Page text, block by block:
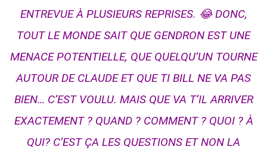
ENTREVUE À PLUSIEURS REPRISES. 😂 DONC,
TOUT LE MONDE SAIT QUE GENDRON EST UNE
MENACE POTENTIELLE, QUE QUELQU’UN TOURNE
AUTOUR DE CLAUDE ET QUE TI BILL NE VA PAS
BIEN… C’EST VOULU. MAIS QUE VA T’IL ARRIVER
EXACTEMENT ? QUAND ? COMMENT ? QUOI ? À
QUI? C’EST ÇA LES QUESTIONS ET NON LA